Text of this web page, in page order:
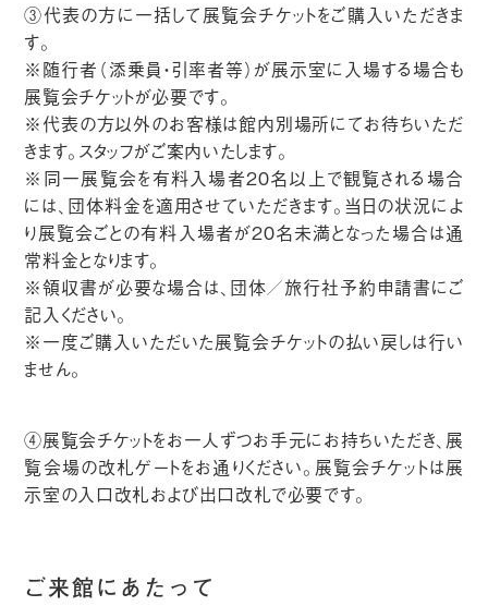
③代表の方に一括して展覧会チケットをご購入いただきま
す。
※随行者（添乗員・引率者等）が展示室に入場する場合も
展覧会チケットが必要です。
※代表の方以外のお客様は館内別場所にてお待ちいただ
きます。スタッフがご案内いたします。
※同一展覧会を有料入場者20名以上で観覧される場合
には、団体料金を適用させていただきます。当日の状況によ
り展覧会ごとの有料入場者が20名未満となった場合は通
常料金となります。
※領収書が必要な場合は、団体／旅行社予約申請書にご
記入ください。
※一度ご購入いただいた展覧会チケットの払い戻しは行い
ません。
④展覧会チケットをお一人ずつお手元にお持ちいただき、展
覧会場の改札ゲートをお通りください。展覧会チケットは展
示室の入口改札および出口改札で必要です。
ご来館にあたって